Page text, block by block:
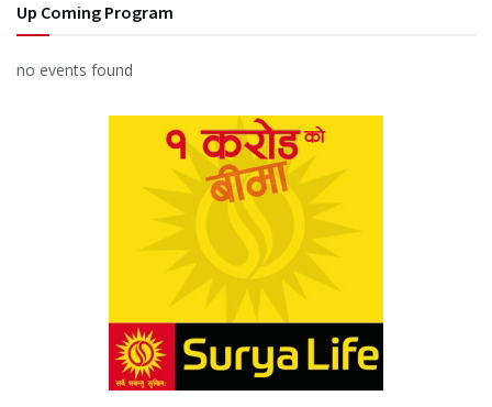
Up Coming Program
no events found